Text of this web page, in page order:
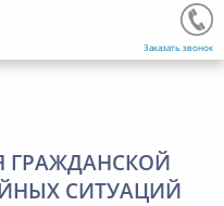
Заказать звонок
ГРАЖДАНСКОЙ
СИТУАЦИЙ